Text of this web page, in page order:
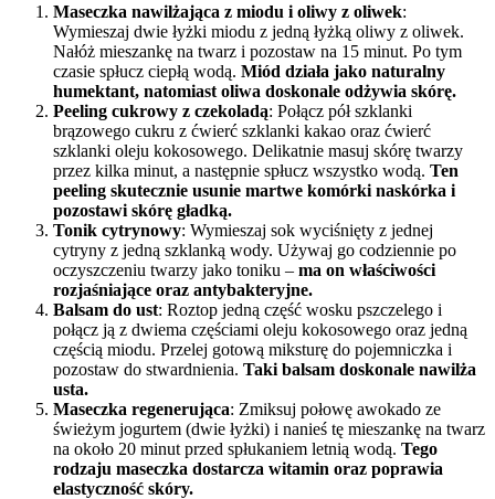
Maseczka nawilżająca z miodu i oliwy z oliwek:
Wymieszaj dwie łyżki miodu z jedną łyżką oliwy z oliwek.
Nałóż mieszankę na twarz i pozostaw na 15 minut. Po tym
czasie spłucz ciepłą wodą. Miód działa jako naturalny
humektant, natomiast oliwa doskonale odżywia skórę.
Peeling cukrowy z czekoladą: Połącz pół szklanki
brązowego cukru z ćwierć szklanki kakao oraz ćwierć
szklanki oleju kokosowego. Delikatnie masuj skórę twarzy
przez kilka minut, a następnie spłucz wszystko wodą. Ten
peeling skutecznie usunie martwe komórki naskórka i
pozostawi skórę gładką.
Tonik cytrynowy: Wymieszaj sok wyciśnięty z jednej
cytryny z jedną szklanką wody. Używaj go codziennie po
oczyszczeniu twarzy jako toniku – ma on właściwości
rozjaśniające oraz antybakteryjne.
Balsam do ust: Roztop jedną część wosku pszczelego i
połącz ją z dwiema częściami oleju kokosowego oraz jedną
częścią miodu. Przelej gotową miksturę do pojemniczka i
pozostaw do stwardnienia. Taki balsam doskonale nawilża
usta.
Maseczka regenerująca: Zmiksuj połowę awokado ze
świeżym jogurtem (dwie łyżki) i nanieś tę mieszankę na twarz
na około 20 minut przed spłukaniem letnią wodą. Tego
rodzaju maseczka dostarcza witamin oraz poprawia
elastyczność skóry.